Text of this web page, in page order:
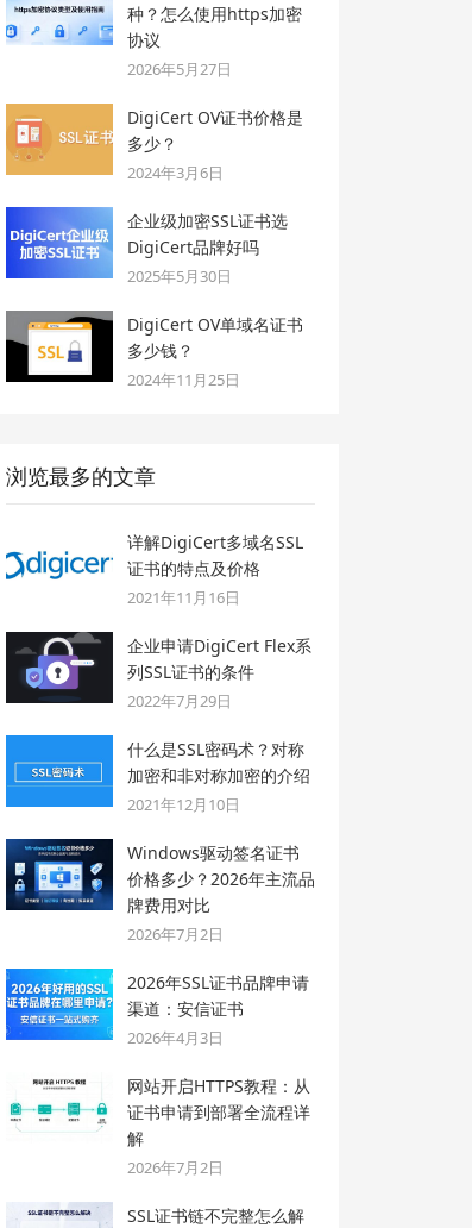
种？怎么使用https加密
协议
2026年5月27日
DigiCert OV证书价格是
多少？
2024年3月6日
企业级加密SSL证书选
DigiCert品牌好吗
2025年5月30日
DigiCert OV单域名证书
多少钱？
2024年11月25日
浏览最多的文章
详解DigiCert多域名SSL
证书的特点及价格
2021年11月16日
企业申请DigiCert Flex系
列SSL证书的条件
2022年7月29日
什么是SSL密码术？对称
加密和非对称加密的介绍
2021年12月10日
Windows驱动签名证书
价格多少？2026年主流品
牌费用对比
2026年7月2日
2026年SSL证书品牌申请
渠道：安信证书
2026年4月3日
网站开启HTTPS教程：从
证书申请到部署全流程详
解
2026年7月2日
SSL证书链不完整怎么解